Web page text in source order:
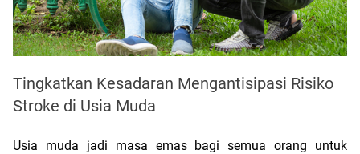
Tingkatkan Kesadaran Mengantisipasi Risiko
Stroke di Usia Muda
Usia muda jadi masa emas bagi semua orang untuk